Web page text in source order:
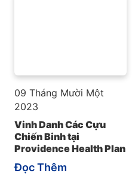
09 Tháng Mười Một
2023
Vinh Danh Các Cựu
Chiến Binh tại
Providence Health Plan
Đọc Thêm